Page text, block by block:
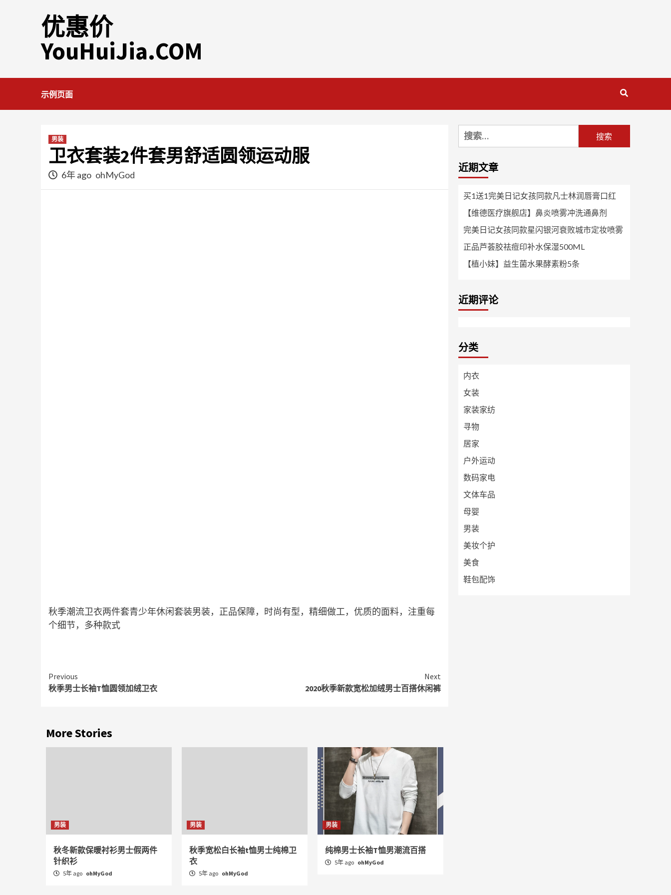
优惠价
YouHuiJia.COM
示例页面
男装
卫衣套装2件套男舒适圆领运动服
6年 ago ohMyGod
秋季潮流卫衣两件套青少年休闲套装男装，正品保障，时尚有型，精细做工，优质的面料，注重每
个细节，多种款式
Continue
Reading
Previous
秋季男士长袖T恤圆领加绒卫衣
Next
2020秋季新款宽松加绒男士百搭休闲裤
More Stories
男装
秋冬新款保暖衬衫男士假两件
针织衫
5年 ago ohMyGod
男装
秋季宽松白长袖t恤男士纯棉卫
衣
5年 ago ohMyGod
男装
纯棉男士长袖T恤男潮流百搭
5年 ago ohMyGod
搜
索：
近期文章
买1送1完美日记女孩同款凡士林润唇膏口红
【维德医疗旗舰店】鼻炎喷雾冲洗通鼻剂
完美日记女孩同款星闪银河衰败城市定妆喷雾
正品芦荟胶祛痘印补水保湿500ML
【植小妹】益生菌水果酵素粉5条
近期评论
分类
内衣
女装
家装家纺
寻物
居家
户外运动
数码家电
文体车品
母婴
男装
美妆个护
美食
鞋包配饰